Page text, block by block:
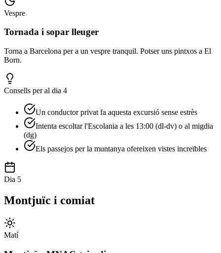
Vespre
Tornada i sopar lleuger
Torna a Barcelona per a un vespre tranquil. Potser uns pintxos a El
Born.
Consells per al dia 4
Un conductor privat fa aquesta excursió sense estrès
Intenta escoltar l'Escolania a les 13:00 (dl-dv) o al migdia
(dg)
Els passejos per la muntanya ofereixen vistes increïbles
Dia 5
Montjuïc i comiat
Matí